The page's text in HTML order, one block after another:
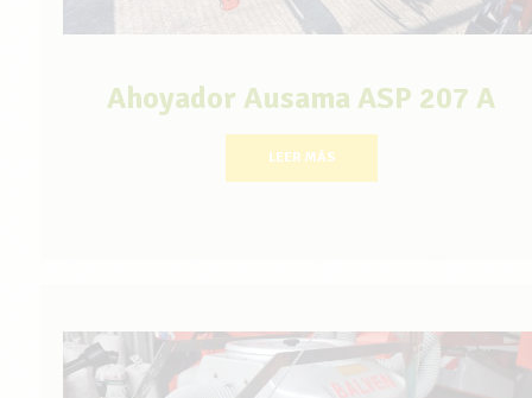
Ahoyador Ausama ASP 207 A
LEER MÁS